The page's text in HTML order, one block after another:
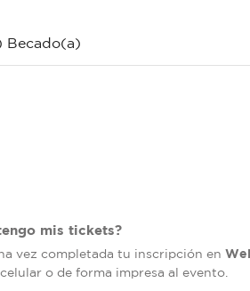
Becado(a)
mis tickets?
vez completada tu inscripción en
o de forma impresa al evento.